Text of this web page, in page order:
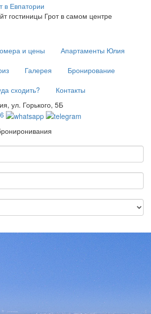
гостиницы Грот в самом центре
и цены
Апартаменты Юлия
Галерея
Бронирование
сходить?
Контакты
ул. Горького, 5Б